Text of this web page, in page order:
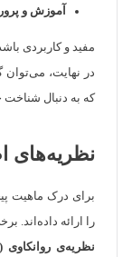
آموزش و
مفید و کاربردی
در نهایت،
که به دنبال
برای درک ماهیت
را ارائه داده‌اند.
نظریه‌ی روانکاوی